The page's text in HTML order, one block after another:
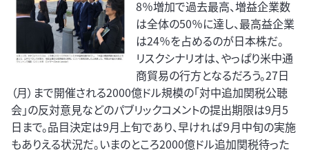
8％増加で過去最高、増益企業数
は全体の50％に達し、最高益企業
は24％を占めるのが日本株だ。
リスクシナリオは、やっぱり米中通
商貿易の行方となるだろう。27日
（月）まで開催される2000億ドル規模の「対中追加関税公聴
会」の反対意見などのパブリックコメントの提出期限は9月5
日まで。品目決定は9月上旬であり、早ければ９月中旬の実施
もありえる状況だ。いまのところ2000億ドル追加関税待った